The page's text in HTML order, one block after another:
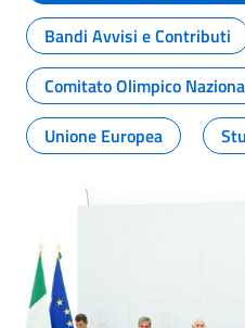
Bandi Avvisi e Contributi
Comitato Olimpico
Unione Europea